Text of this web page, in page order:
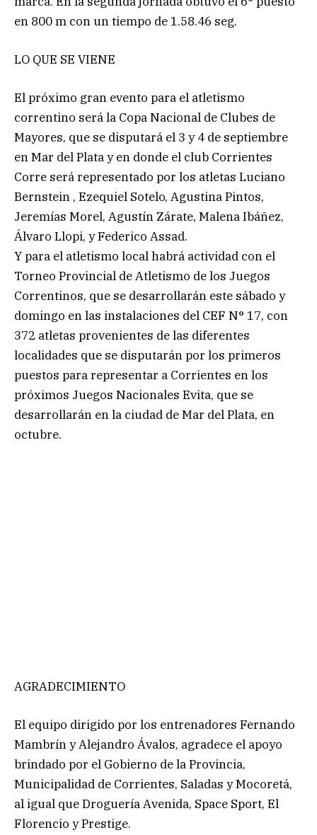
en 800 m con un tiempo de 1.58.46 seg.
LO QUE SE VIENE
El próximo gran evento para el atletismo
correntino será la Copa Nacional de Clubes de
Mayores, que se disputará el 3 y 4 de septiembre
en Mar del Plata y en donde el club Corrientes
Corre será representado por los atletas Luciano
Bernstein , Ezequiel Sotelo, Agustina Pintos,
Jeremías Morel, Agustín Zárate, Malena Ibáñez,
Álvaro Llopi, y Federico Assad.
Y para el atletismo local habrá actividad con el
Torneo Provincial de Atletismo de los Juegos
Correntinos, que se desarrollarán este sábado y
domingo en las instalaciones del CEF N° 17, con
372 atletas provenientes de las diferentes
localidades que se disputarán por los primeros
puestos para representar a Corrientes en los
próximos Juegos Nacionales Evita, que se
desarrollarán en la ciudad de Mar del Plata, en
octubre.
AGRADECIMIENTO
El equipo dirigido por los entrenadores Fernando
Mambrín y Alejandro Ávalos, agradece el apoyo
brindado por el Gobierno de la Provincia,
Municipalidad de Corrientes, Saladas y Mocoretá,
al igual que Droguería Avenida, Space Sport, El
Florencio y Prestige.